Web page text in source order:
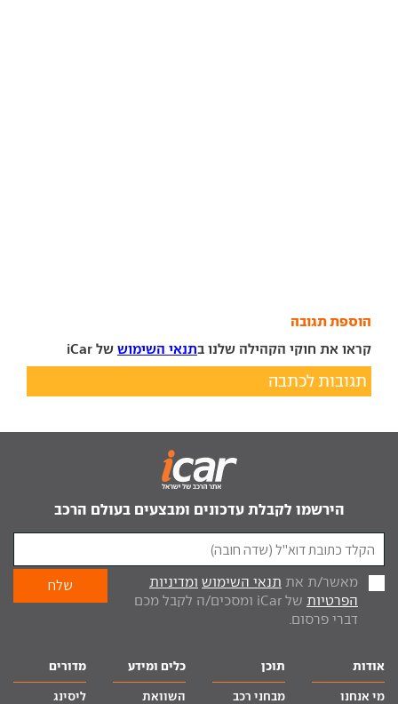
הוספת תגובה
קראו את חוקי הקהילה שלנו בתנאי השימוש של iCar
תגובות לכתבה
הירשמו לקבלת עדכונים ומבצעים בעולם הרכב
מאשר/ת את תנאי השימוש ומדיניות
הפרטיות
של iCar ומסכים/ה לקבל מכם
דברי פרסום.
אודות
מי אנחנו
תוכן
מבחני רכב
כלים ומידע
השוואת
מדורים
ליסינג